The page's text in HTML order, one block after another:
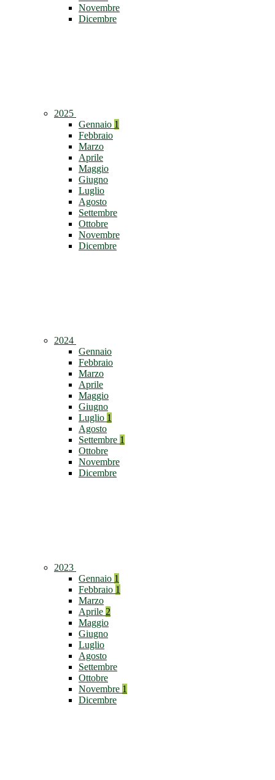
Novembre
Dicembre
2025
Gennaio 1
Febbraio
Marzo
Aprile
Maggio
Giugno
Luglio
Agosto
Settembre
Ottobre
Novembre
Dicembre
2024
Gennaio
Febbraio
Marzo
Aprile
Maggio
Giugno
Luglio 1
Agosto
Settembre 1
Ottobre
Novembre
Dicembre
2023
Gennaio 1
Febbraio 1
Marzo
Aprile 2
Maggio
Giugno
Luglio
Agosto
Settembre
Ottobre
Novembre 1
Dicembre